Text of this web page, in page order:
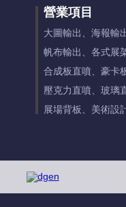
營業項目
大圖輸出、海報輸
帆布輸出、各式展
合成板直噴、豪卡
壓克力直噴、玻璃
展場背板、美術設